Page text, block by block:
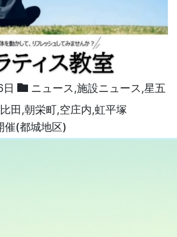
ニュース ,施設ニュース ,星五
田,朝栄町,空庄内,虹平塚
催(都城地区)